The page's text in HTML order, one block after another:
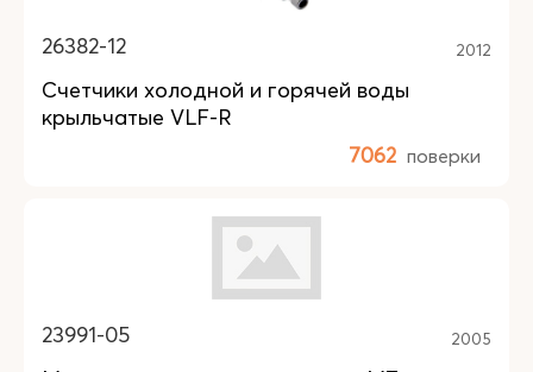
26382-12 2012
Счетчики холодной и горячей воды
крыльчатые VLF-R
7062 поверки
23991-05 2005